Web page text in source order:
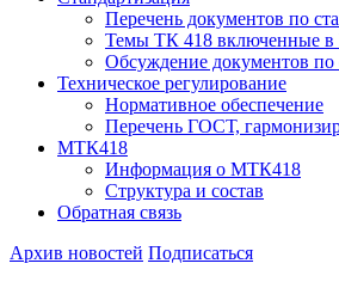
Перечень документов по
Темы ТК 418 включенные в
Обсуждение документов по
Техническое регулирование
Нормативное обеспечение
Перечень ГОСТ,
МТК418
Информация о МТК418
Структура и состав
Обратная связь
Архив новостей Подписаться